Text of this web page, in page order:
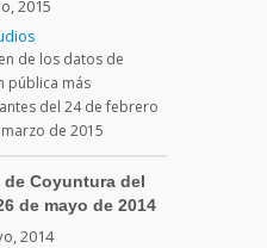
2015
de los datos de
pública más
del 24 de febrero
de 2015
de Coyuntura del
de mayo de 2014
2014